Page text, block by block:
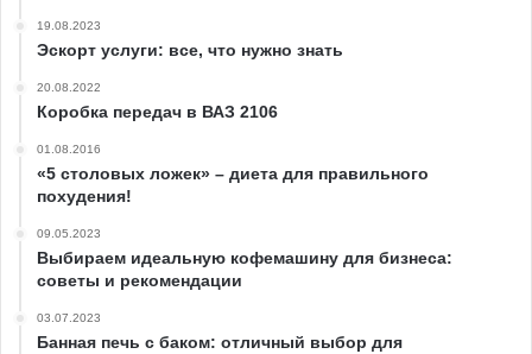
19.08.2023
Эскорт услуги: все, что нужно знать
20.08.2022
Коробка передач в ВАЗ 2106
01.08.2016
«5 столовых ложек» – диета для правильного
похудения!
09.05.2023
Выбираем идеальную кофемашину для бизнеса:
советы и рекомендации
03.07.2023
Банная печь с баком: отличный выбор для